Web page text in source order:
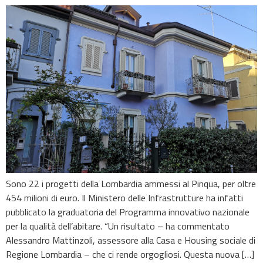
Sono 22 i progetti della Lombardia ammessi al Pinqua, per oltre
454 milioni di euro. Il Ministero delle Infrastrutture ha infatti
pubblicato la graduatoria del Programma innovativo nazionale
per la qualità dell’abitare. “Un risultato – ha commentato
Alessandro Mattinzoli, assessore alla Casa e Housing sociale di
Regione Lombardia – che ci rende orgogliosi. Questa nuova […]